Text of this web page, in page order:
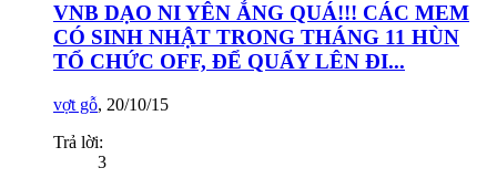
VNB DẠO NI YÊN ẮNG QUÁ!!! CÁC MEM
CÓ SINH NHẬT TRONG THÁNG 11 HÙN
TỔ CHỨC OFF, ĐỂ QUẨY LÊN ĐI...
vợt gỗ, 20/10/15
Trả lời:
3